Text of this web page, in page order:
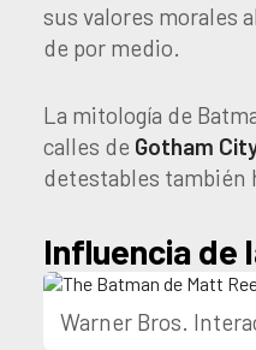
sus valores morales
de por medio.
La mitología de
calles de Gotham
detestables también
Influencia de
Warner Bros.